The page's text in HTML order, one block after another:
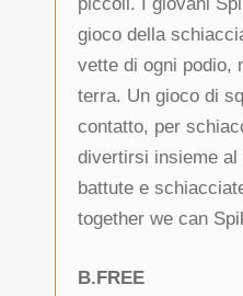
gioco della
vette di ogni podio,
terra. Un gioco di
contatto, per
divertirsi insieme
battute e
together we can
B.FREE